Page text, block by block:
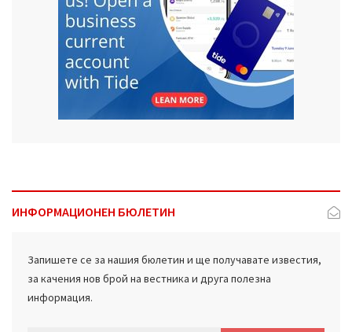
ИНФОРМАЦИОНЕН БЮЛЕТИН
Запишете се за нашия бюлетин и ще получавате известия,
за качения нов брой на вестника и друга полезна
информация.